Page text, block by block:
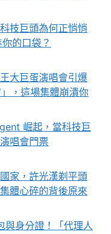
技巨頭為何正悄悄
的口袋？
大巨蛋演唱會引爆
，這場集體崩潰你
崛起，當科技巨
唱會門票
家，許光漢剃平頭
體心碎的背後原來
與身分證！「代理人